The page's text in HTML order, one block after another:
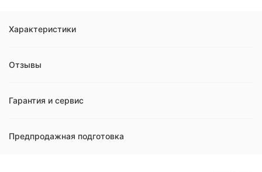
Характеристики
Отзывы
Гарантия и сервис
Предпродажная подготовка